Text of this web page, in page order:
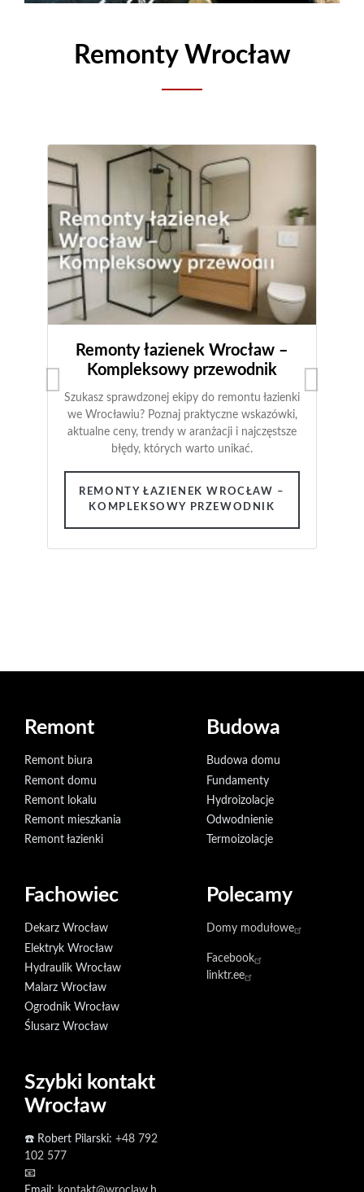
Remonty Wrocław
Remonty łazienek Wrocław –
Kompleksowy przewodnik
Szukasz sprawdzonej ekipy do remontu łazienki
we Wrocławiu? Poznaj praktyczne wskazówki,
aktualne ceny, trendy w aranżacji i najczęstsze
błędy, których warto unikać.
REMONTY ŁAZIENEK WROCŁAW –
KOMPLEKSOWY PRZEWODNIK
Remont
Remont biura
Remont domu
Remont lokalu
Remont mieszkania
Remont łazienki
Budowa
Budowa domu
Fundamenty
Hydroizolacje
Odwodnienie
Termoizolacje
Fachowiec
Dekarz Wrocław
Elektryk Wrocław
Hydraulik Wrocław
Malarz Wrocław
Ogrodnik Wrocław
Ślusarz Wrocław
Polecamy
Domy modułowe
Facebook
linktr.ee
Szybki kontakt
Wrocław
☎️ Robert Pilarski: +48 792
102 577
📧